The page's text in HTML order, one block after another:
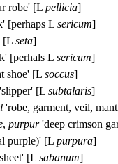
robe' [L pellicia]
[perhaps L sericum]
[L seta]
[perhals L sericum]
shoe' [L soccus]
'slipper' [L subtalaris]
'robe, garment, veil,
, purpur'deep crimson
purple)' [L purpura]
[L sabanum]